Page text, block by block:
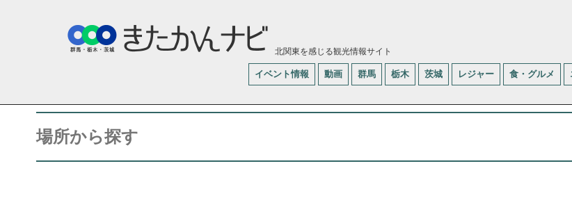
北関東を感じる観光情報サイト
イベント情報 動画 群馬 栃木 茨城 レジャー 食・グルメ
場所から探す